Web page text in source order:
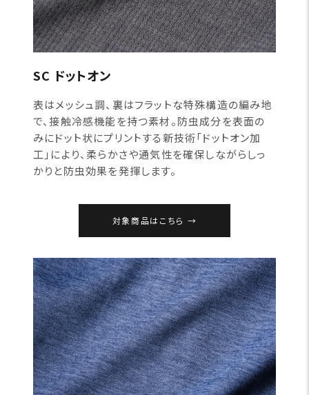
SC ドットオン
表はメッシュ調、裏はフラットな特殊構造の編み地
で、接触冷感機能を持つ素材。防虫成分を表面の
みにドット状にプリントする新技術「ドットオン加
工」により、柔らかさや通気性を確保しながらしっ
かりと防虫効果を発揮します。
対象商品はこちら